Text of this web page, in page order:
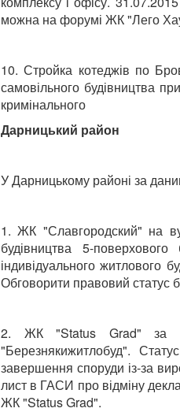
можна на форумі ЖК "Лего
10. Стройка котеджів по
самовільного будівництва
кримінального
Дарницький район
У Дарницькому районі за
1. ЖК "Славгородский" на
будівництва 5-
індивідуального житлового
Обговорити правовий
2. ЖК "Status Grad" за
"Березнякижитлобуд".
завершення споруди із-за
лист в ГАСИ про відміну
ЖК "Status Grad".